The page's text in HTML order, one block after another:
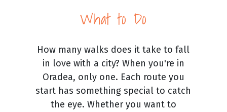
What to Do
How many walks does it take to fall
in love with a city? When you're in
Oradea, only one. Each route you
start has something special to catch
the eye. Whether you want to